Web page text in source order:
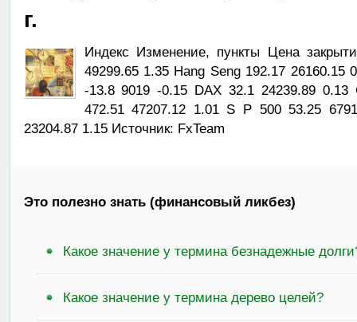
г.
Индекс Изменение, пункты Цена
49299.65 1.35 Hang Seng 192.17 26160.15
-13.8 9019 -0.15 DAX 32.1 24239.89
472.51 47207.12 1.01 S P 500 53.25
23204.87 1.15 Источник: FxTeam
Это полезно знать (финансовый ликбез)
Какое значение у термина безнадежные
Какое значение у термина дерево целей?